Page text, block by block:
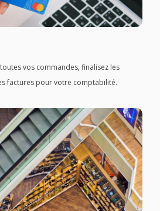
vos commandes, finalisez les
factures pour votre comptabilité.